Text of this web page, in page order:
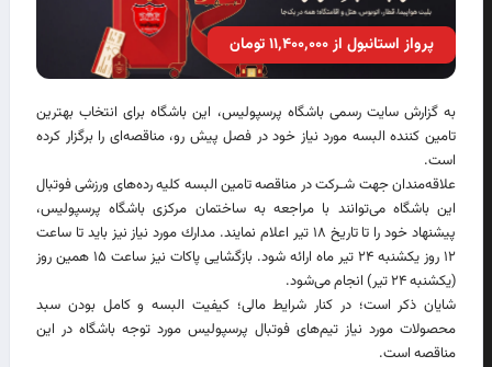
پرواز استانبول از ۱۱٬۴۰۰٬۰۰۰ تومان
به گزارش سایت رسمی باشگاه پرسپولیس، این باشگاه برای انتخاب بهترین
تامین کننده البسه مورد نیاز خود در فصل پیش رو، مناقصه‌ای را برگزار کرده
است.
علاقه‌مندان جهت شـرکت در مناقصه تامین البسه کلیه رده‌های ورزشی فوتبال
این باشگاه می‌توانند با مراجعه به ساختمان مرکزی باشگاه پرسپولیس،
پیشنهاد خود را تا تاریخ ۱۸ تیر اعلام نمایند. مدارك مورد نیاز نیز باید تا ساعت
۱۲ روز یکشنبه ۲۴ تیر ماه ارائه شود. بازگشایی پاکات نیز ساعت ۱۵ همین روز
(یکشنبه ۲۴ تیر) انجام می‌شود.
شایان ذکر است؛ در کنار شرایط مالی؛ کیفیت البسه و کامل بودن سبد
محصولات مورد نیاز تیم‌های فوتبال پرسپولیس مورد توجه باشگاه در این
مناقصه است.